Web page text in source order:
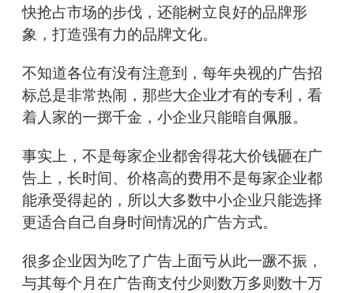
快抢占市场的步伐，还能树立良好的品牌形
象，打造强有力的品牌文化。
不知道各位有没有注意到，每年央视的广告招
标总是非常热闹，那些大企业才有的专利，看
着人家的一掷千金，小企业只能暗自佩服。
事实上，不是每家企业都舍得花大价钱砸在广
告上，长时间、价格高的费用不是每家企业都
能承受得起的，所以大多数中小企业只能选择
更适合自己自身时间情况的广告方式。
很多企业因为吃了广告上面亏从此一蹶不振，
与其每个月在广告商支付少则数万多则数十万